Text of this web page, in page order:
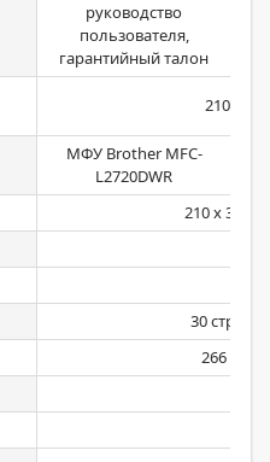
руководство
пользователя,
гарантийный талон
210 мм
МФУ Brother MFC-
L2720DWR
210 x 300
30 стр/
266 МГц